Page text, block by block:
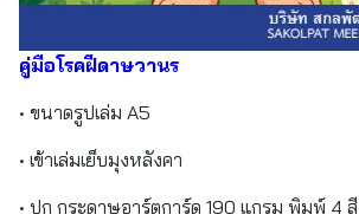
คู่มือโรคฝีดาษวานร
• ขนาดรูปเล่ม A5
• เข้าเล่มเย็บมุงหลังคา
• ปก กระดาษอาร์ตการ์ด 190 แกรม พิมพ์ 4 สี